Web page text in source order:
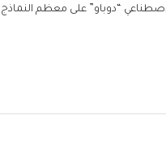
“دوباو” على معظم